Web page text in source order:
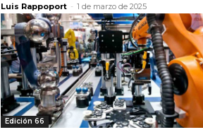
Luis Rappoport - 1 de marzo de 2025
Edición 66